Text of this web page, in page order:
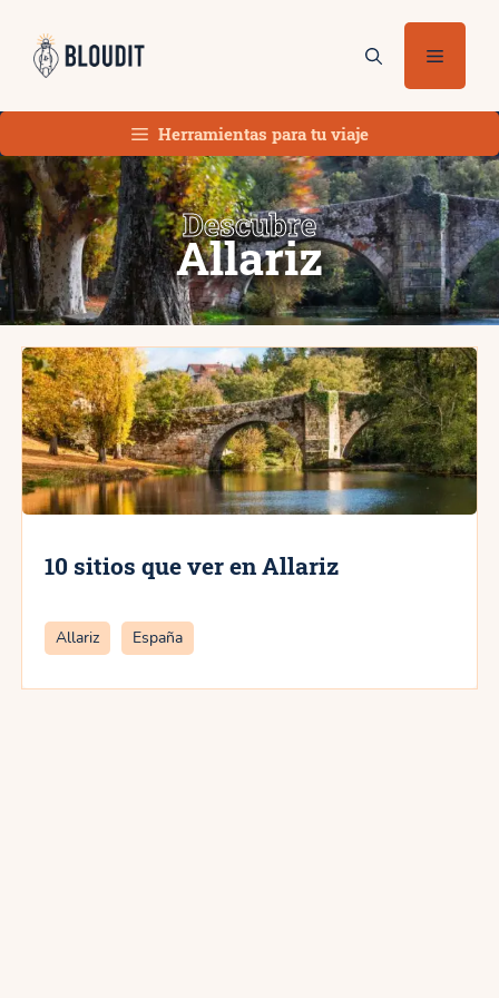
contenido
Menú
Herramientas para tu viaje
Descubre
Allariz
10 sitios que ver en Allariz
Categorías
Allariz España